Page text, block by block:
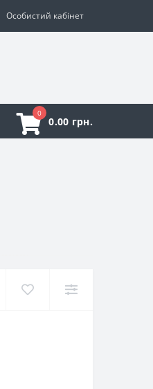
Особистий кабінет
0
0.00 грн.